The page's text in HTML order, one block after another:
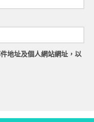
地址及個人網站網址，以